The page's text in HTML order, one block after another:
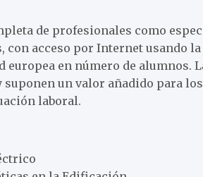
de profesionales como
con acceso por Internet usando
europea en número de alumnos.
un valor añadido para
laboral.